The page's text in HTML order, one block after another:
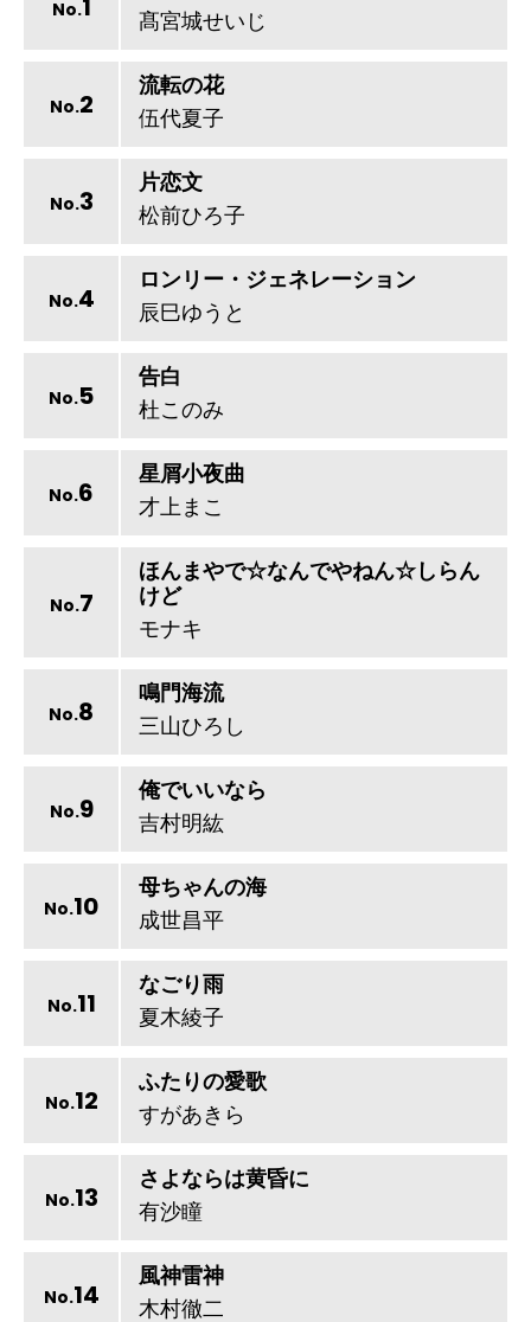
No.1
髙宮城せいじ
No.2
流転の花
伍代夏子
No.3
片恋文
松前ひろ子
No.4
ロンリー・ジェネレーション
辰巳ゆうと
No.5
告白
杜このみ
No.6
星屑小夜曲
才上まこ
No.7
ほんまやで☆なんでやねん☆しらん
けど
モナキ
No.8
鳴門海流
三山ひろし
No.9
俺でいいなら
吉村明紘
No.10
母ちゃんの海
成世昌平
No.11
なごり雨
夏木綾子
No.12
ふたりの愛歌
すがあきら
No.13
さよならは黄昏に
有沙瞳
No.14
風神雷神
木村徹二